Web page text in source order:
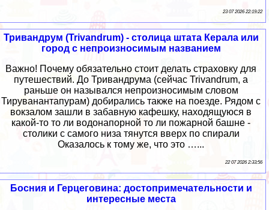
23 07 2026 22:19:22
Тривандрум (Trivandrum) - столица штата Керала или
город с непроизносимым названием
Важно! Почему обязательно стоит делать страховку для
путешествий. До Тривандрума (сейчас Trivandrum, а
раньше он назывался непроизносимым словом
Тируванантапурам) добирались также на поезде. Рядом с
вокзалом зашли в забавную кафешку, находящуюся в
какой-то то ли водонапорной то ли пожарной башне -
столики с самого низа тянутся вверх по спирали
Оказалось к тому же, что это …...
22 07 2026 2:33:56
Босния и Герцеговина: достопримечательности и
интересные места